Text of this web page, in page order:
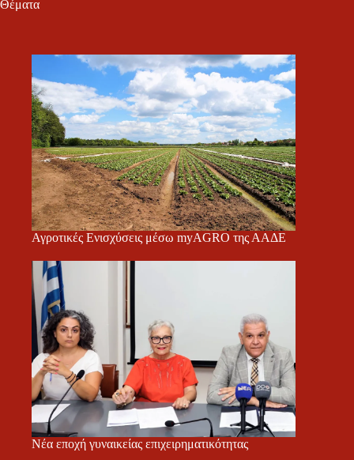
Θέματα
Αγροτικές Ενισχύσεις μέσω myAGRO της ΑΑΔΕ
Νέα εποχή γυναικείας επιχειρηματικότητας